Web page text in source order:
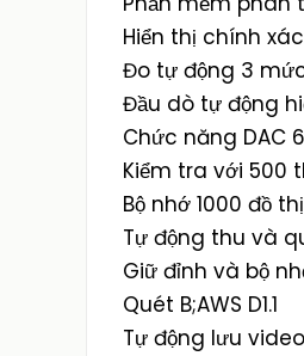
Hiển thị chính
Đo tự động 3
Đầu dò tự động
Chức năng DAC
Kiểm tra với 500
Bộ nhớ 1000 đồ thị
Tự động thu và
Giữ đỉnh và bộ
Quét B;AWS D1.1
Tự động lưu